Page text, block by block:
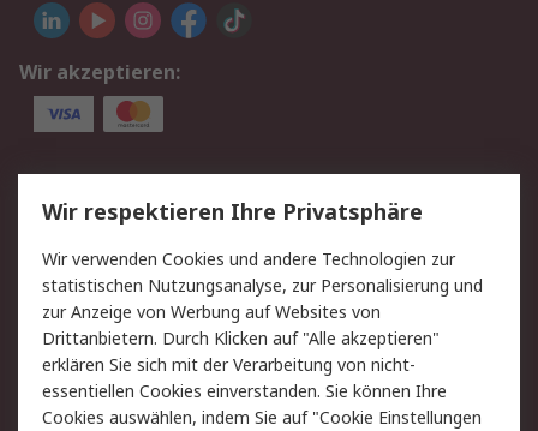
Wir akzeptieren:
Service
Value Added Services
Lieferlösungen
Rücksendungen
Kontakt
Hilfe
Privatkunden
Rechtliches
AGB
Datenschutz
Wir respektieren Ihre Privatsphäre
Wir verwenden Cookies und andere Technologien zur
statistischen Nutzungsanalyse, zur Personalisierung und
zur Anzeige von Werbung auf Websites von
Drittanbietern. Durch Klicken auf "Alle akzeptieren"
erklären Sie sich mit der Verarbeitung von nicht-
essentiellen Cookies einverstanden. Sie können Ihre
Cookies auswählen, indem Sie auf "Cookie Einstellungen